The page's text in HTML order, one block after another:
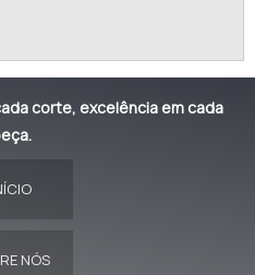
corte, excelência em cada
NÓS